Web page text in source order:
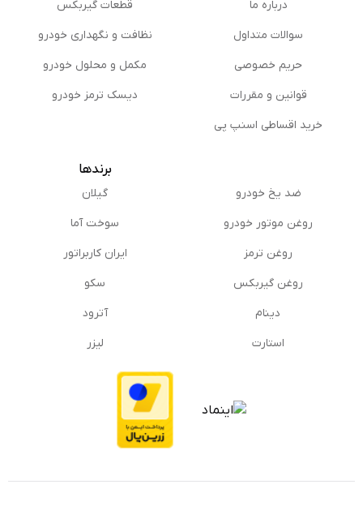
درباره ما
سوالات متداول
حریم خصوصی
قوانین و مقررات
خرید اقساطی اسنپ پی
قطعات گیربکس
نظافت و نگهداری خودرو
مكمل و محلول خودرو
دیسک ترمز خودرو
ضد یخ خودرو
روغن موتور خودرو
روغن ترمز
روغن گیربكس
دینام
استارت
برندها
گیلان
سوخت آما
ایران کاربراتور
سکو
آترود
لیزر